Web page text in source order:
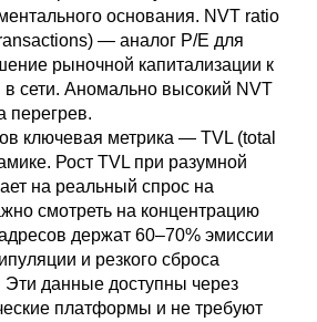
основания. NVT ratio
— аналог P/E для
рыночной капитализации к
в сети. Аномально высокий NVT
перегрев.
ключевая метрика — TVL (total
Рост TVL при разумной
на реальный спрос на
смотреть на концентрацию
держат 60–70% эмиссии
и резкого сброса
данные доступны через
платформы и не требуют